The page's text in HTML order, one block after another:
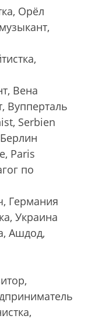
Орёл
Вена
Вупперталь
Serbien
Paris
по
Германия
Украина
Ашдод,